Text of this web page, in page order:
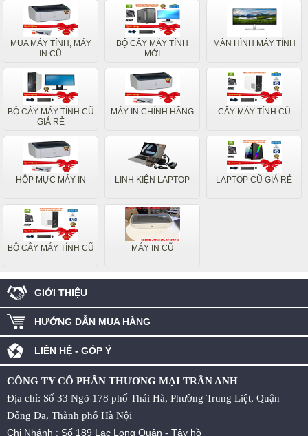
MUA MÁY TÍNH, MÁY
IN CŨ
BỘ CÂY MÁY TÍNH
MỚI
MÀN HÌNH MÁY TÍNH
BỘ CÂY MÁY TÍNH CŨ
GIÁ RẺ
MÁY IN CHÍNH HÃNG CÂY MÁY TÍNH CŨ
HỘP MỰC MÁY IN LINH KIỆN LAPTOP LAPTOP CŨ GIÁ RẺ
BỘ CÂY MÁY TÍNH CŨ MÁY IN CŨ
GIỚI THIỆU
HƯỚNG DẪN MUA HÀNG
LIÊN HỆ - GÓP Ý
CÔNG TY CỔ PHẦN THƯƠNG MẠI TRẦN ANH
Địa chỉ: Số 33 Ngõ 178 phố Thái Hà, Phường Trung Liệt, Quận
Đống Đa, Thành phố Hà Nội
Chi Nhánh : Số 189 Lạc Long Quân - Tây hồ